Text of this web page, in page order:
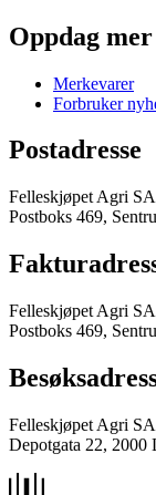
Oppdag mer
Merkevarer
Forbruker
Postadresse
Felleskjøpet Agri SA
Postboks 469,
Felleskjøpet Agri SA
Postboks 469,
Felleskjøpet Agri SA
Depotgata 22, 2000